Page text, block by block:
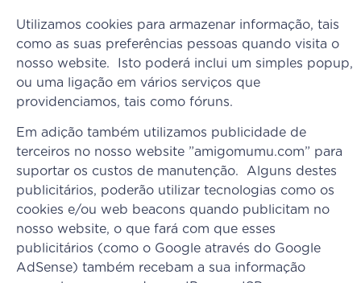
Utilizamos cookies para armazenar informação, tais
como as suas preferências pessoas quando visita o
nosso website. Isto poderá inclui um simples popup,
ou uma ligação em vários serviços que
providenciamos, tais como fóruns.
Em adição também utilizamos publicidade de
terceiros no nosso website ”amigomumu.com” para
suportar os custos de manutenção. Alguns destes
publicitários, poderão utilizar tecnologias como os
cookies e/ou web beacons quando publicitam no
nosso website, o que fará com que esses
publicitários (como o Google através do Google
AdSense) também recebam a sua informação